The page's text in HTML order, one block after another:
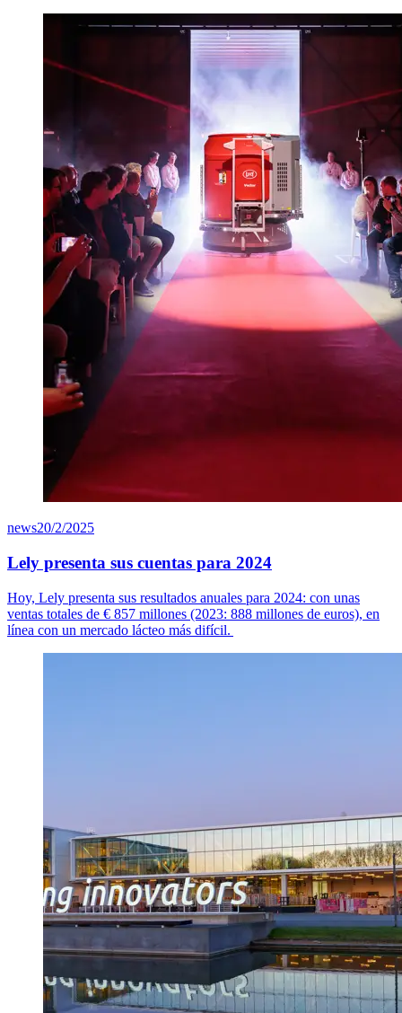
news20/2/2025
Lely presenta sus cuentas para 2024
Hoy, Lely presenta sus resultados anuales para 2024: con unas
ventas totales de € 857 millones (2023: 888 millones de euros), en
línea con un mercado lácteo más difícil.